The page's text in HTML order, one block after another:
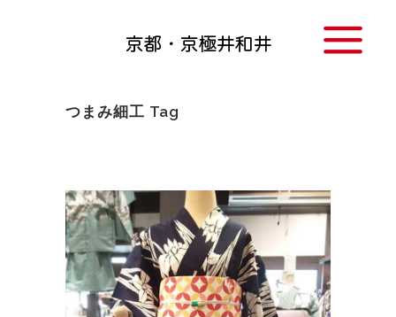
つまみ細工 Tag